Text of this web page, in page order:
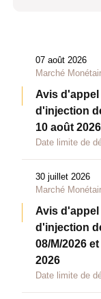
07 août 2026
Marché
Avis
d'injection
10 août 2026
Date limite de
30 juillet 2026
Marché
Avis
d'injection
08/M/2026
2026
Date limite de